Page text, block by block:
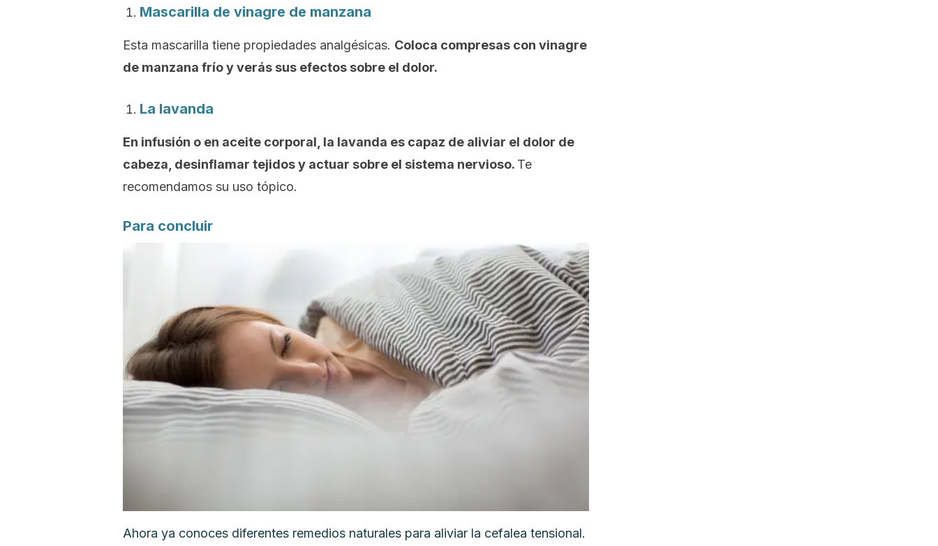
Mascarilla de vinagre de manzana
Esta mascarilla tiene propiedades analgésicas. Coloca compresas con vinagre
de manzana frío y verás sus efectos sobre el dolor.
La lavanda
En infusión o en aceite corporal, la lavanda es capaz de aliviar el dolor de
cabeza, desinflamar tejidos y actuar sobre el sistema nervioso. Te
recomendamos su uso tópico.
Para concluir
Ahora ya conoces diferentes remedios naturales para aliviar la cefalea tensional.